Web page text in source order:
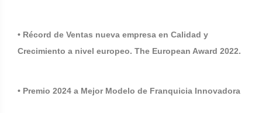
• Récord de Ventas nueva empresa en Calidad y
Crecimiento a nivel europeo. The European Award 2022.
• Premio 2024 a Mejor Modelo de Franquicia Innovadora